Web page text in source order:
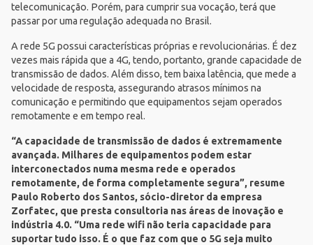
telecomunicação. Porém, para cumprir sua vocação, terá que
passar por uma regulação adequada no Brasil.
A rede 5G possui características próprias e revolucionárias. É dez
vezes mais rápida que a 4G, tendo, portanto, grande capacidade de
transmissão de dados. Além disso, tem baixa latência, que mede a
velocidade de resposta, assegurando atrasos mínimos na
comunicação e permitindo que equipamentos sejam operados
remotamente e em tempo real.
“A capacidade de transmissão de dados é extremamente
avançada. Milhares de equipamentos podem estar
interconectados numa mesma rede e operados
remotamente, de forma completamente segura”, resume
Paulo Roberto dos Santos, sócio-diretor da empresa
Zorfatec, que presta consultoria nas áreas de inovação e
indústria 4.0. “Uma rede wifi não teria capacidade para
suportar tudo isso. É o que faz com que o 5G seja muito